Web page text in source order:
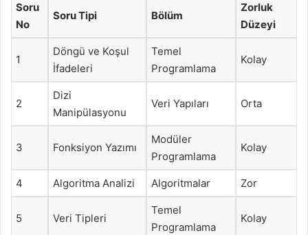
Soru
No
Soru Tipi Bölüm
Zorluk
Düzeyi
1
Döngü ve Koşul
İfadeleri
Temel
Programlama
Kolay
2
Dizi
Manipülasyonu
Veri Yapıları Orta
3 Fonksiyon Yazımı
Modüler
Programlama
Kolay
4 Algoritma Analizi Algoritmalar Zor
5 Veri Tipleri
Temel
Programlama
Kolay